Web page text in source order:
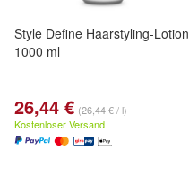
Style Define Haarstyling-Lotion
1000 ml
26,44 € (26,44 € / l)
Kostenloser Versand